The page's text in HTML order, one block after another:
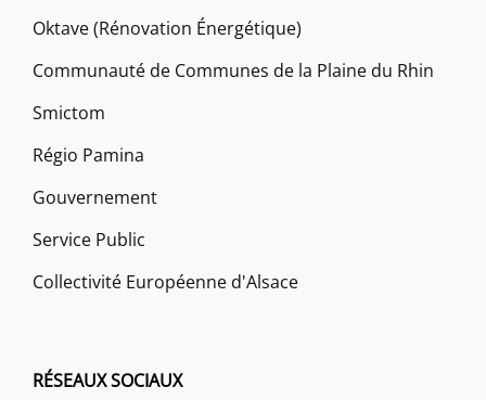
Oktave (Rénovation Énergétique)
Communauté de Communes de la Plaine du Rhin
Smictom
Régio Pamina
Gouvernement
Service Public
Collectivité Européenne d'Alsace
RÉSEAUX SOCIAUX